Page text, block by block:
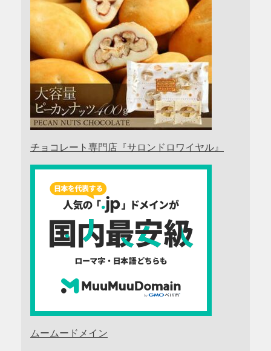
チョコレート専門店『サロンドロワイヤル』
ムームードメイン